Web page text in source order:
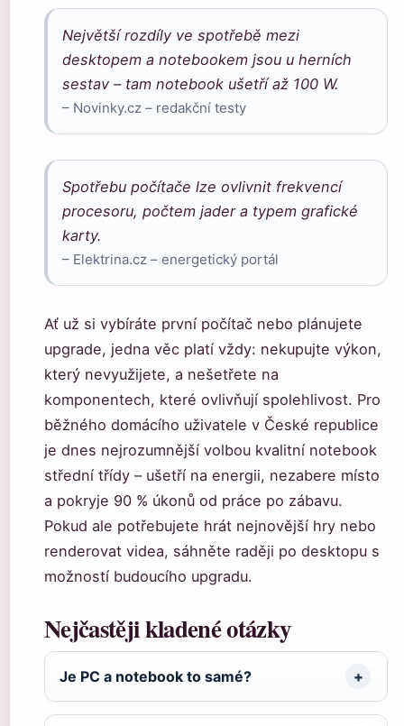
Největší rozdíly ve spotřebě mezi
desktopem a notebookem jsou u herních
sestav – tam notebook ušetří až 100 W.
– Novinky.cz – redakční testy
Spotřebu počítače lze ovlivnit frekvencí
procesoru, počtem jader a typem grafické
karty.
– Elektrina.cz – energetický portál
Ať už si vybíráte první počítač nebo plánujete
upgrade, jedna věc platí vždy: nekupujte výkon,
který nevyužijete, a nešetřete na
komponentech, které ovlivňují spolehlivost. Pro
běžného domácího uživatele v České republice
je dnes nejrozumnější volbou kvalitní notebook
střední třídy – ušetří na energii, nezabere místo
a pokryje 90 % úkonů od práce po zábavu.
Pokud ale potřebujete hrát nejnovější hry nebo
renderovat videa, sáhněte raději po desktopu s
možností budoucího upgradu.
Nejčastěji kladené otázky
Je PC a notebook to samé?